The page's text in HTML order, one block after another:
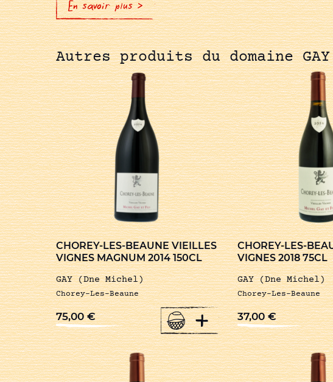
En savoir plus >
Autres produits du domaine
CHOREY-LES-BEAUNE VIEILLES
VIGNES MAGNUM 2014 150CL
GAY (Dne Michel)
Chorey-Les-Beaune
75,00€ +
CHOREY-LES-
VIGNES 2018 75CL
GAY (Dne Michel)
Chorey-Les-Beaune
37,00€